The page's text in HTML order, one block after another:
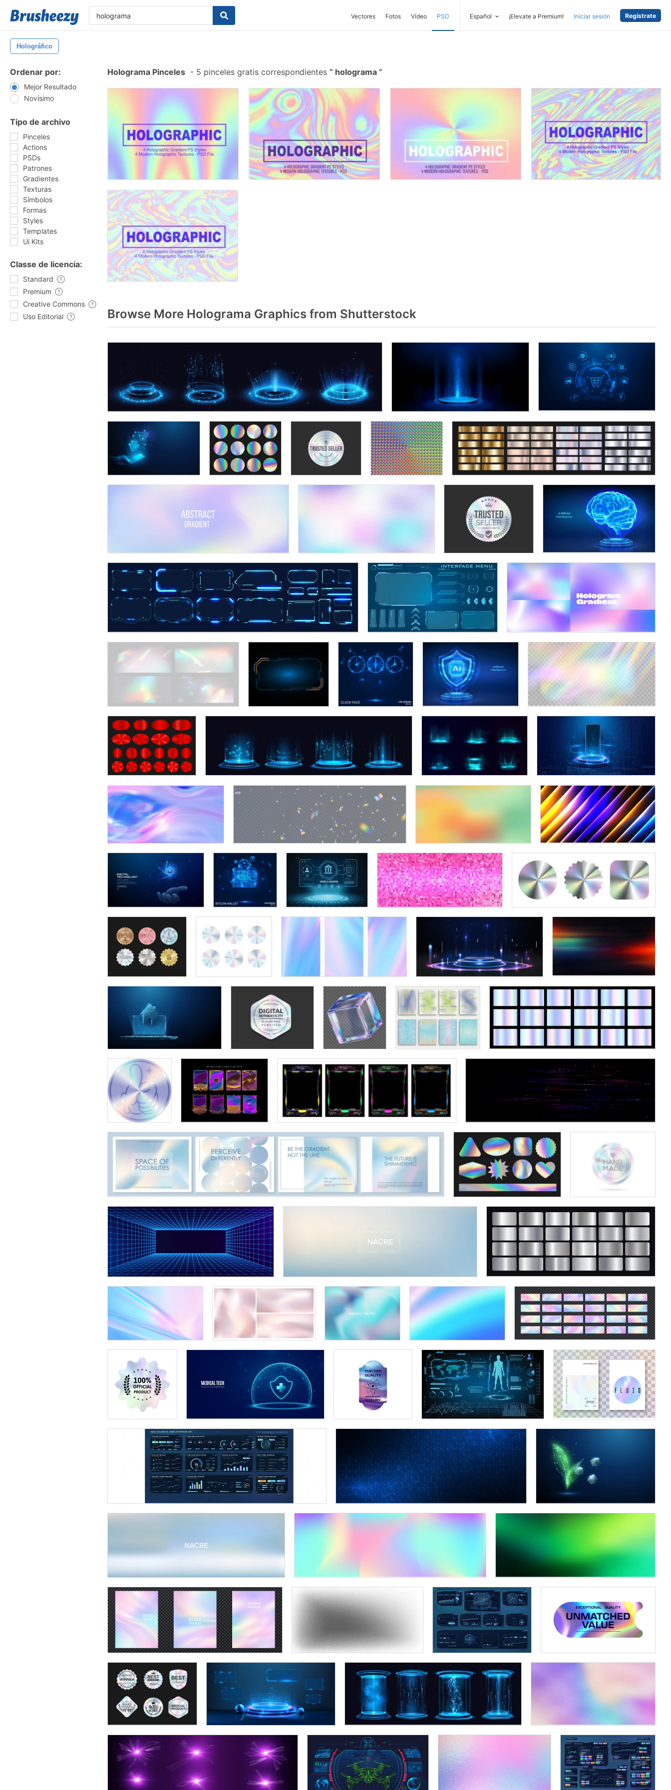
Vectores Fotos Vídeo PSD Español ¡Elevate a Premium! Iniciar sesión Regístrate
Holográfico
Ordenar por:
Mejor Resultado
Novísimo
Tipo de archivo
Pinceles
Actions
PSDs
Patrones
Gradientes
Texturas
Símbolos
Formas
Styles
Templates
Ui Kits
Classe de licencia:
Standard
Premium
Creative Commons
Uso Editorial
Holograma Pinceles - 5 pinceles gratis correspondientes holograma
Browse More Holograma Graphics from Shutterstock